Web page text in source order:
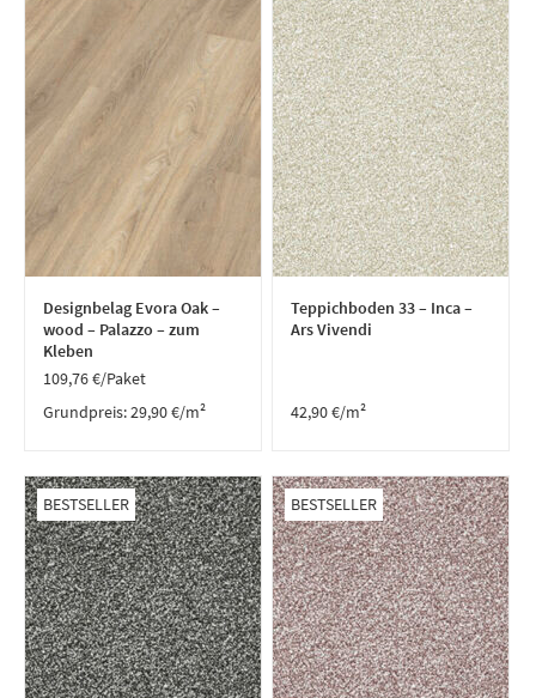
Designbelag Evora Oak –
wood – Palazzo – zum
Kleben
109,76€/Paket
Grundpreis:29,90€/m²
Teppichboden 33 – Inca –
Ars Vivendi
42,90€/m²
BESTSELLER BESTSELLER